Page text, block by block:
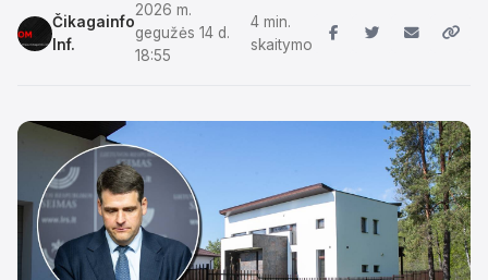
Čikagainfo
Inf.
2026 m.
gegužės 14 d.
18:55
4 min.
skaitymo